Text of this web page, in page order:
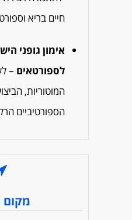
חיים בריא
אימון גופני
לספורטאים –
המוטוריות,
הספורטיביים
מקום